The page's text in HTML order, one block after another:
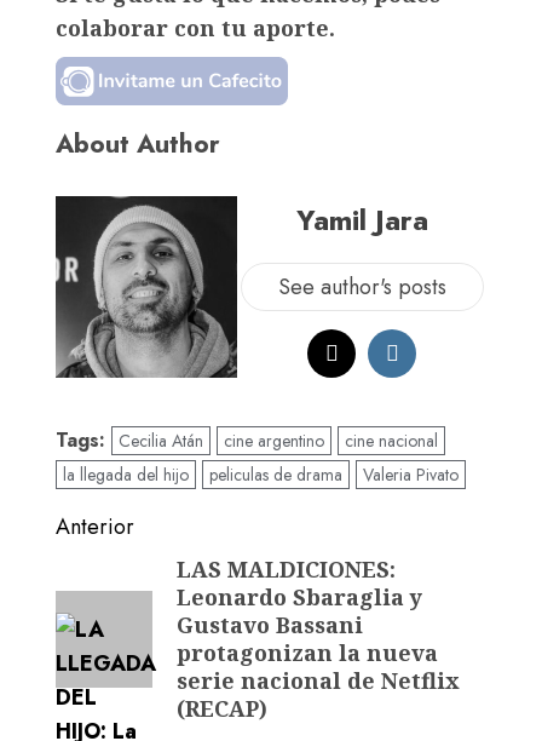
colaborar con tu aporte.
About Author
Yamil Jara
See author's posts
Tags: Cecilia Atán cine argentino
cine nacional
la llegada del hijo
peliculas de drama Valeria Pivato
Anterior
LAS MALDICIONES:
Leonardo Sbaraglia y
Gustavo Bassani
protagonizan la nueva
serie nacional de Netflix
(RECAP)